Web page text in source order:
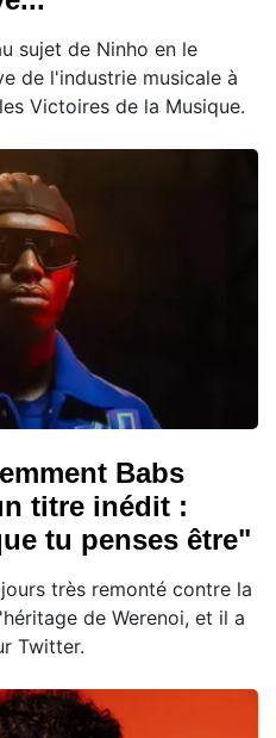
sujet de Ninho en le
de l'industrie musicale à
Victoires de la Musique.
Babs
titre inédit :
tu penses être"
très remonté contre la
de Werenoi, et il a
Twitter.